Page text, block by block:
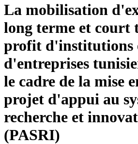
La mobilisation
long terme et court
profit d'institutions
d'entreprises
le cadre de la mise
projet d'appui au
recherche et
(PASRI)